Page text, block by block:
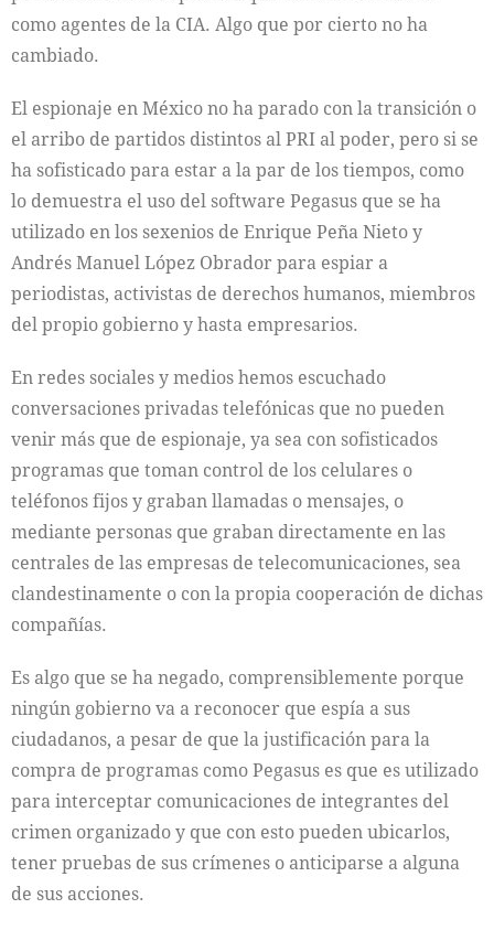
como agentes de la CIA. Algo que por cierto no ha
cambiado.
El espionaje en México no ha parado con la transición o
el arribo de partidos distintos al PRI al poder, pero si se
ha sofisticado para estar a la par de los tiempos, como
lo demuestra el uso del software Pegasus que se ha
utilizado en los sexenios de Enrique Peña Nieto y
Andrés Manuel López Obrador para espiar a
periodistas, activistas de derechos humanos, miembros
del propio gobierno y hasta empresarios.
En redes sociales y medios hemos escuchado
conversaciones privadas telefónicas que no pueden
venir más que de espionaje, ya sea con sofisticados
programas que toman control de los celulares o
teléfonos fijos y graban llamadas o mensajes, o
mediante personas que graban directamente en las
centrales de las empresas de telecomunicaciones, sea
clandestinamente o con la propia cooperación de dichas
compañías.
Es algo que se ha negado, comprensiblemente porque
ningún gobierno va a reconocer que espía a sus
ciudadanos, a pesar de que la justificación para la
compra de programas como Pegasus es que es utilizado
para interceptar comunicaciones de integrantes del
crimen organizado y que con esto pueden ubicarlos,
tener pruebas de sus crímenes o anticiparse a alguna
de sus acciones.